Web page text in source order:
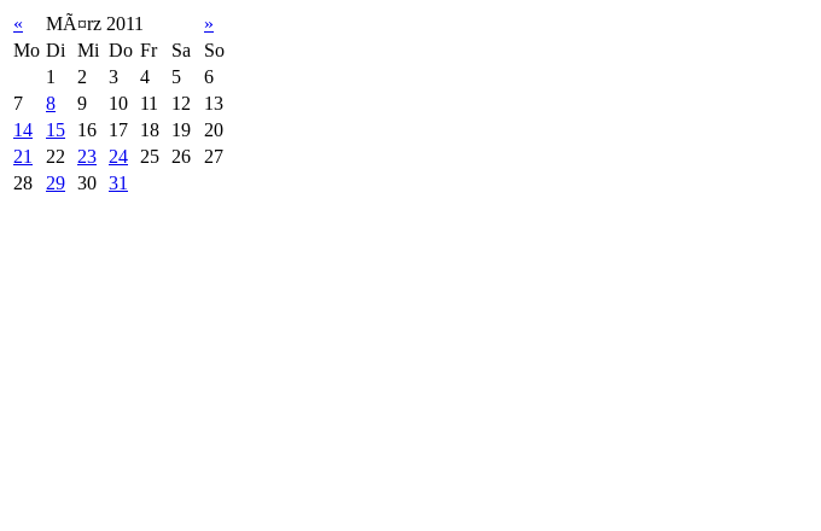
« MÃ¤rz 2011
»
Mo Di Mi Do Fr Sa
So
1
2 3 4 5
6
7
8 9 10 11 12
13
14
15 16 17 18 19
20
21
22 23 24 25 26
27
28
29 30 31